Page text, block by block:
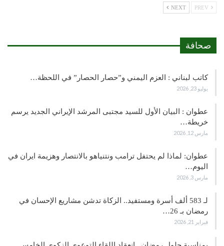
NEXT
صحافة
كاتب لبناني : العزم اليمني و”حصار الحصار” في اللحظة…
يوليو 23, 2026
عطوان : البيان الأول للسيد مجتبى المرشد الإيراني الجديد يرسم
خريطة…
مارس 12, 2026
عطوان: لماذا لم يحتفل ترامب ونتنياهو بالانتصار وهزيمة ايران في
اليوم…
مارس 3, 2026
لـ 583 ألف أسرة ومستفيد.. الزكاة تدشن مشاريع الإحسان في
رمضان بـ 26…
فبراير 21, 2026